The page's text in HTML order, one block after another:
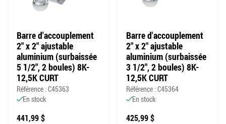
Barre d'accouplement
2" x 2" ajustable
aluminium (surbaissée
5 1/2", 2 boules) 8K-
12,5K CURT
Référence : C45363
En stock
441,99 $
Barre d'accouplement
2" x 2" ajustable
aluminium (surbaissée
3 1/2", 2 boules) 8K-
12,5K CURT
Référence : C45364
En stock
425,99 $